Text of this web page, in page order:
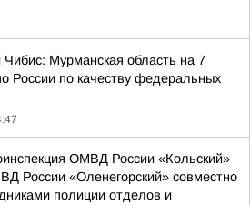
Мурманская область на 7
России по качеству федеральных
ОМВД России «Кольский»
России «Оленегорский» совместно
полиции отделов и